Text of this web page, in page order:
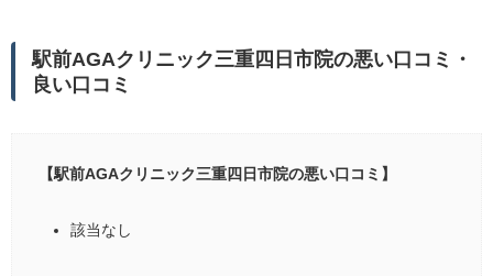
駅前AGAクリニック三重四日市院の悪い口コミ・
良い口コミ
【駅前AGAクリニック三重四日市院の悪い口コミ】
該当なし